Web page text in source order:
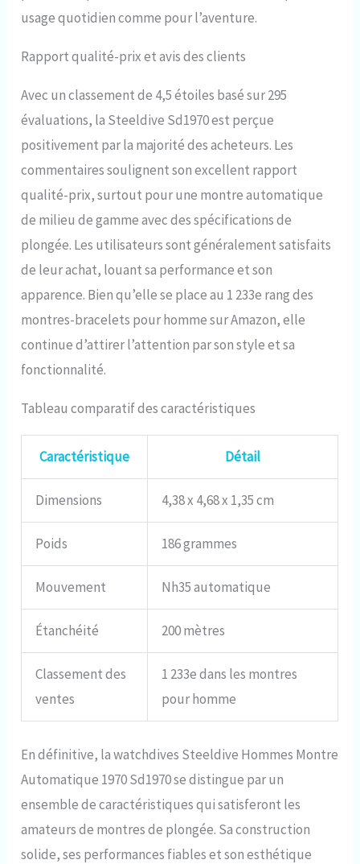
usage quotidien comme pour l’aventure.
Rapport qualité-prix et avis des clients
Avec un classement de 4,5 étoiles basé sur 295
évaluations, la Steeldive Sd1970 est perçue
positivement par la majorité des acheteurs. Les
commentaires soulignent son excellent rapport
qualité-prix, surtout pour une montre automatique
de milieu de gamme avec des spécifications de
plongée. Les utilisateurs sont généralement satisfaits
de leur achat, louant sa performance et son
apparence. Bien qu’elle se place au 1 233e rang des
montres-bracelets pour homme sur Amazon, elle
continue d’attirer l’attention par son style et sa
fonctionnalité.
Tableau comparatif des caractéristiques
Caractéristique Détail
Dimensions 4,38 x 4,68 x 1,35 cm
Poids 186 grammes
Mouvement Nh35 automatique
Étanchéité 200 mètres
Classement des
ventes
1 233e dans les montres
pour homme
En définitive, la watchdives Steeldive Hommes Montre
Automatique 1970 Sd1970 se distingue par un
ensemble de caractéristiques qui satisferont les
amateurs de montres de plongée. Sa construction
solide, ses performances fiables et son esthétique